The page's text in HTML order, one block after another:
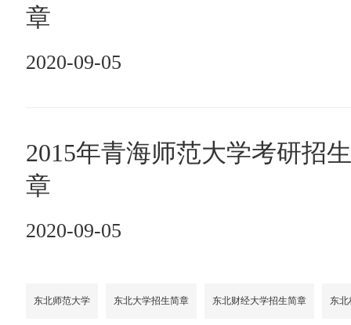
章
2020-09-05
2015年青海师范大学考研招
章
2020-09-05
东北师范大学 东北大学招生简章 东北财经大学招生简章 东